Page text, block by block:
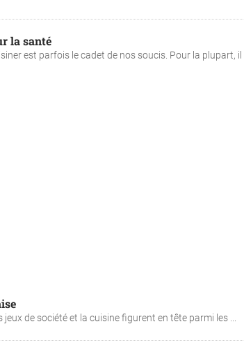
la santé
est parfois le cadet de nos soucis. Pour la plupart, il
de société et la cuisine figurent en tête parmi les ...